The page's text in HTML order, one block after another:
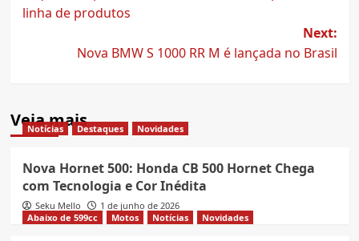
linha de produtos
Next:
Nova BMW S 1000 RR M é lançada no Brasil
Veja mais
Notícias Destaques Novidades
Nova Hornet 500: Honda CB 500 Hornet Chega
com Tecnologia e Cor Inédita
Seku Mello
1 de junho de 2026
Abaixo de 599cc
Motos Notícias Novidades